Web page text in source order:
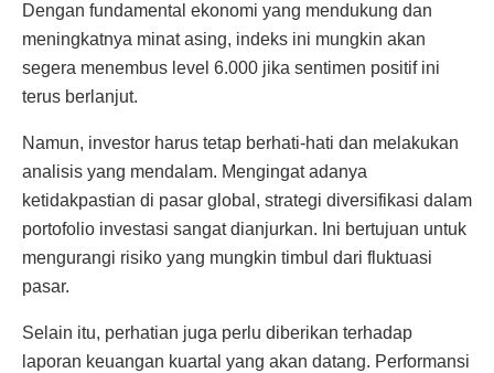
Dengan fundamental ekonomi yang mendukung dan
meningkatnya minat asing, indeks ini mungkin akan
segera menembus level 6.000 jika sentimen positif ini
terus berlanjut.
Namun, investor harus tetap berhati-hati dan melakukan
analisis yang mendalam. Mengingat adanya
ketidakpastian di pasar global, strategi diversifikasi dalam
portofolio investasi sangat dianjurkan. Ini bertujuan untuk
mengurangi risiko yang mungkin timbul dari fluktuasi
pasar.
Selain itu, perhatian juga perlu diberikan terhadap
laporan keuangan kuartal yang akan datang. Performansi